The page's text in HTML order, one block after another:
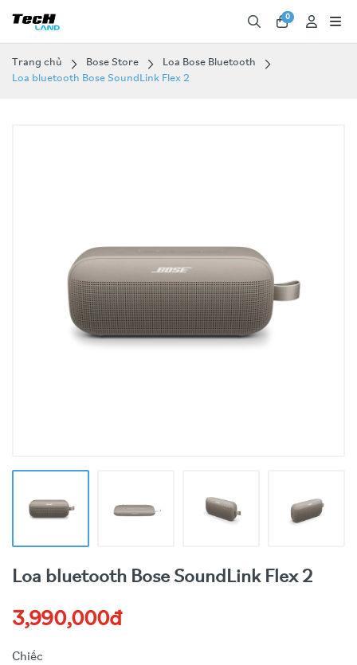
0
Trang chủ Bose Store
Loa Bose Bluetooth
Loa bluetooth Bose SoundLink Flex 2
Loa bluetooth Bose SoundLink Flex 2
3,990,000đ
Chiếc